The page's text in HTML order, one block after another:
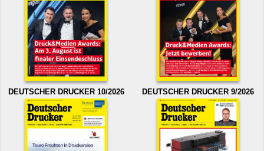
DEUTSCHER DRUCKER 10/2026 DEUTSCHER DRUCKER 9/2026